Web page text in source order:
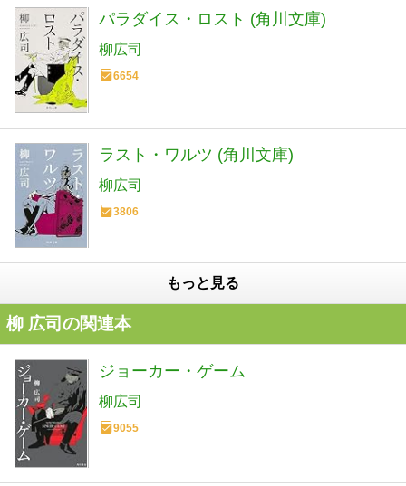
パラダイス・ロスト (角川文庫)
柳広司
6654
ラスト・ワルツ (角川文庫)
柳広司
3806
もっと見る
柳 広司の関連本
ジョーカー・ゲーム
柳広司
9055